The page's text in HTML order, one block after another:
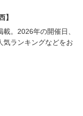
】
。2026年の開催日、
気ランキングなどをお